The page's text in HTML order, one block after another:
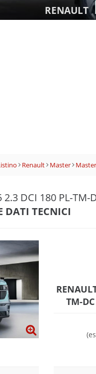
RENAULT
Renault Master
DCI 180 PL-TM-
DATI TECNICI
TM-